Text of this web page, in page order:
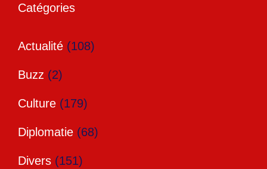
Catégories
Actualité (108)
Buzz (2)
Culture (179)
Diplomatie (68)
Divers (151)